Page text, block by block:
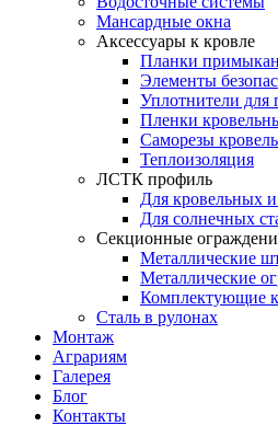
Мансардные окна
Аксессуары к кровле
Планки
Элементы
Уплотнители для
Пленки
Саморезы
Теплоизоляция
ЛСТК профиль
Для кровельных
Для солнечных
Секционные
Металлические
Металлические
Комплектующие
Сталь в рулонах
Монтаж
Аграриям
Галерея
Блог
Контакты